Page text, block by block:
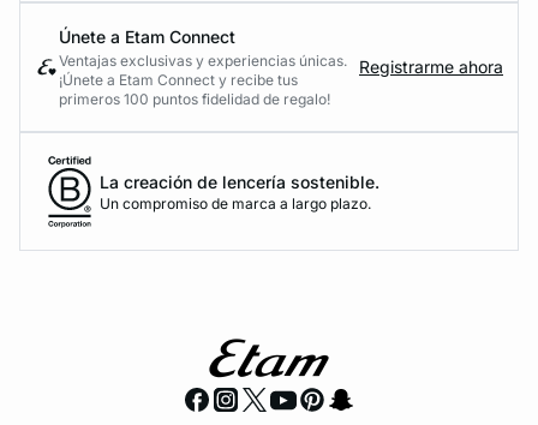
Únete a Etam Connect
Ventajas exclusivas y experiencias únicas.
¡Únete a Etam Connect y recibe tus
primeros 100 puntos fidelidad de regalo!
Registrarme ahora
La creación de lencería sostenible.
Un compromiso de marca a largo plazo.